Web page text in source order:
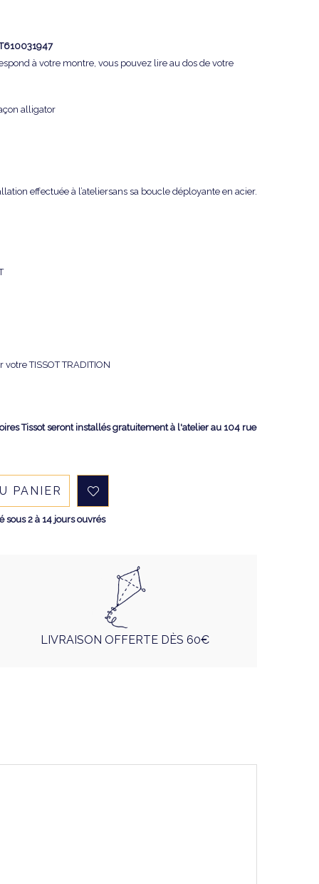
à votre montre, vous pouvez lire au dos de votre
alligator
effectuée à l’ateliersans sa boucle déployante en acier.
TISSOT TRADITION
Tissot seront installés gratuitement à l'atelier au 104 rue
PANIER
2 à 14 jours ouvrés
LIVRAISON OFFERTE DÈS 60€